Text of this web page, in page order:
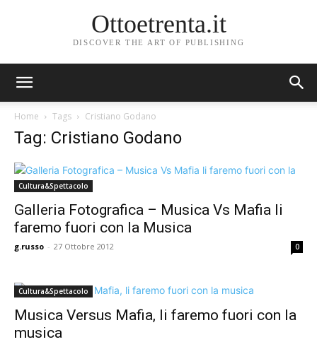
Ottoetrenta.it
DISCOVER THE ART OF PUBLISHING
Home Tags Cristiano Godano
Tag: Cristiano Godano
Cultura&Spettacolo
Galleria Fotografica – Musica Vs Mafia li
faremo fuori con la Musica
g.russo - 27 Ottobre 2012 0
Cultura&Spettacolo
Musica Versus Mafia, li faremo fuori con la
musica